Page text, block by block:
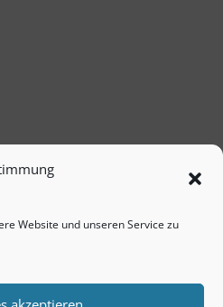
Website und unseren Service zu